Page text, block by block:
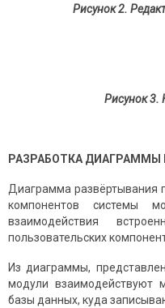
Рисунок 2.
Рисунок 3.
РАЗРАБОТКА ДИАГРАММЫ
Диаграмма развёртывания
компонентов системы
взаимодействия
пользовательских
Из диаграммы,
модули взаимодействуют
базы данных, куда